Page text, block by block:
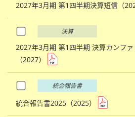
2027年3月期 第1四半期決算短信（
決算
2027年3月期 第1四半期 決算カンフ
（2027）
統合報告書
統合報告書2025（2025）